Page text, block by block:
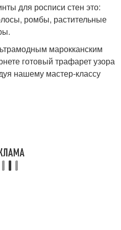
для росписи стен это:
ромбы, растительные
марокканским
готовый трафарет узора
нашему мастер-классу